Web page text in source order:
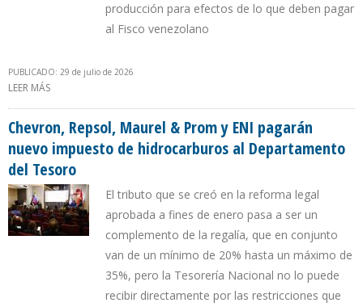
producción para efectos de lo que deben pagar
al Fisco venezolano
PUBLICADO: 29 de julio de 2026
LEER MÁS
Chevron, Repsol, Maurel & Prom y ENI pagarán
nuevo impuesto de hidrocarburos al Departamento
del Tesoro
El tributo que se creó en la reforma legal
aprobada a fines de enero pasa a ser un
complemento de la regalía, que en conjunto
van de un mínimo de 20% hasta un máximo de
35%, pero la Tesorería Nacional no lo puede
recibir directamente por las restricciones que